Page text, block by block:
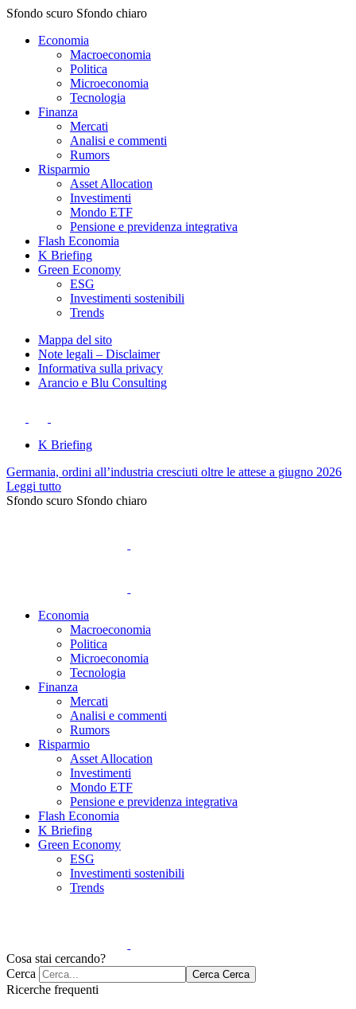
Sfondo scuro Sfondo chiaro
Economia
Macroeconomia
Politica
Microeconomia
Tecnologia
Finanza
Mercati
Analisi e commenti
Rumors
Risparmio
Asset Allocation
Investimenti
Mondo ETF
Pensione e previdenza integrativa
Flash Economia
K Briefing
Green Economy
ESG
Investimenti sostenibili
Trends
Mappa del sito
Note legali – Disclaimer
Informativa sulla privacy
Arancio e Blu Consulting
K Briefing
Germania, ordini all’industria cresciuti oltre le attese a giugno 2026
Leggi tutto
Sfondo scuro Sfondo chiaro
Economia
Macroeconomia
Politica
Microeconomia
Tecnologia
Finanza
Mercati
Analisi e commenti
Rumors
Risparmio
Asset Allocation
Investimenti
Mondo ETF
Pensione e previdenza integrativa
Flash Economia
K Briefing
Green Economy
ESG
Investimenti sostenibili
Trends
Cosa stai cercando?
Cerca
Cerca Cerca
Ricerche frequenti